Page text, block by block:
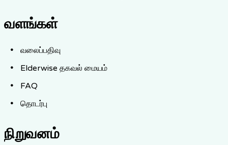
வளங்கள்
வலைப்பதிவு
Elderwise தகவல் மையம்
FAQ
தொடர்பு
நிறுவனம்